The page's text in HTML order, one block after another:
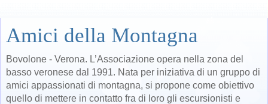
Amici della Montagna
Bovolone - Verona. L’Associazione opera nella zona del
basso veronese dal 1991. Nata per iniziativa di un gruppo di
amici appassionati di montagna, si propone come obiettivo
quello di mettere in contatto fra di loro gli escursionisti e